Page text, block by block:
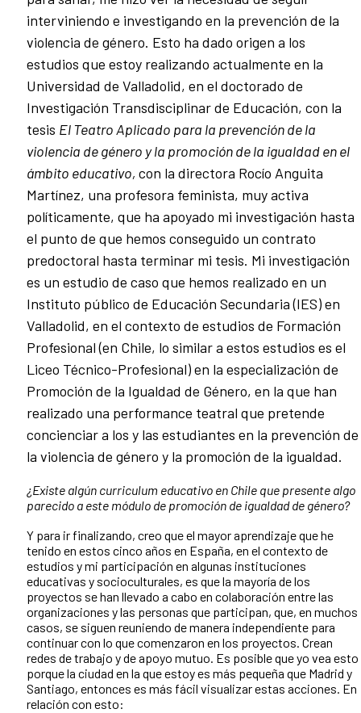
interviniendo e investigando en la prevención de la
violencia de género. Esto ha dado origen a los
estudios que estoy realizando actualmente en la
Universidad de Valladolid, en el doctorado de
Investigación Transdisciplinar de Educación, con la
tesis El Teatro Aplicado para la prevención de la
violencia de género y la promoción de la igualdad en el
ámbito educativo, con la directora Rocío Anguita
Martínez, una profesora feminista, muy activa
políticamente, que ha apoyado mi investigación hasta
el punto de que hemos conseguido un contrato
predoctoral hasta terminar mi tesis. Mi investigación
es un estudio de caso que hemos realizado en un
Instituto público de Educación Secundaria (IES) en
Valladolid, en el contexto de estudios de Formación
Profesional (en Chile, lo similar a estos estudios es el
Liceo Técnico-Profesional) en la especialización de
Promoción de la Igualdad de Género, en la que han
realizado una performance teatral que pretende
concienciar a los y las estudiantes en la prevención de
la violencia de género y la promoción de la igualdad.
¿Existe algún curriculum educativo en Chile que presente algo
parecido a este módulo de promoción de igualdad de género?
Y para ir finalizando, creo que el mayor aprendizaje que he
tenido en estos cinco años en España, en el contexto de
estudios y mi participación en algunas instituciones
educativas y socioculturales, es que la mayoría de los
proyectos se han llevado a cabo en colaboración entre las
organizaciones y las personas que participan, que, en muchos
casos, se siguen reuniendo de manera independiente para
continuar con lo que comenzaron en los proyectos. Crean
redes de trabajo y de apoyo mutuo. Es posible que yo vea esto
porque la ciudad en la que estoy es más pequeña que Madrid y
Santiago, entonces es más fácil visualizar estas acciones. En
relación con esto: